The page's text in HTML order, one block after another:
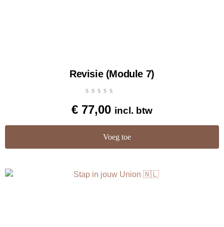
Revisie (Module 7)
€ 77,00 incl. btw
Voeg toe